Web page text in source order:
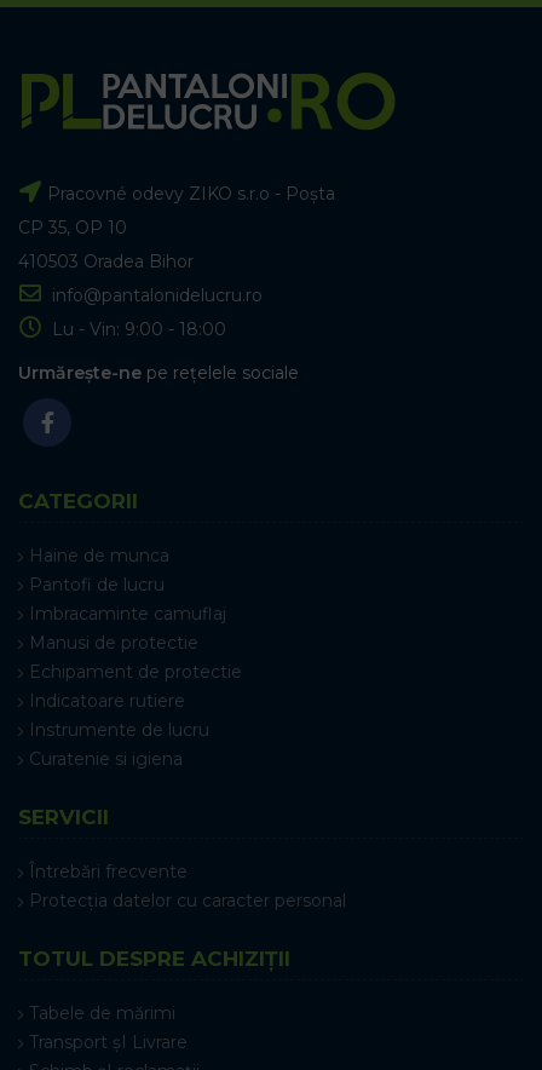
Pracovné odevy ZIKO s.r.o - Poșta
CP 35, OP 10
410503 Oradea Bihor
info@pantalonidelucru.ro
Lu - Vin: 9:00 - 18:00
Urmărește-ne pe rețelele sociale
CATEGORII
Haine de munca
Pantofi de lucru
Imbracaminte camuflaj
Manusi de protectie
Echipament de protectie
Indicatoare rutiere
Instrumente de lucru
Curatenie si igiena
SERVICII
Întrebări frecvente
Protecția datelor cu caracter personal
TOTUL DESPRE ACHIZIȚII
Tabele de mărimi
Transport șI Livrare